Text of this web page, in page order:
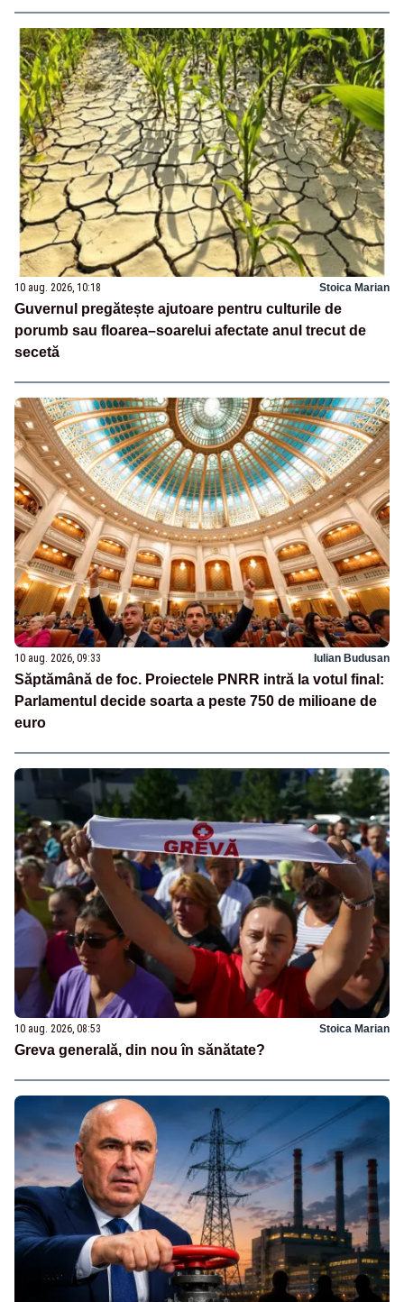
10 aug. 2026, 10:18 Stoica Marian
Guvernul pregătește ajutoare pentru culturile de
porumb sau floarea–soarelui afectate anul trecut de
secetă
10 aug. 2026, 09:33 Iulian Budusan
Săptămână de foc. Proiectele PNRR intră la votul final:
Parlamentul decide soarta a peste 750 de milioane de
euro
10 aug. 2026, 08:53 Stoica Marian
Greva generală, din nou în sănătate?